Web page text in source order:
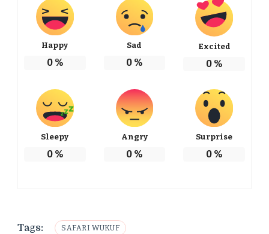
Happy
0%
Sad
0 %
Excited
0 %
Sleepy
0%
Angry
0 %
Surprise
0 %
Tags: SAFARI WUKUF